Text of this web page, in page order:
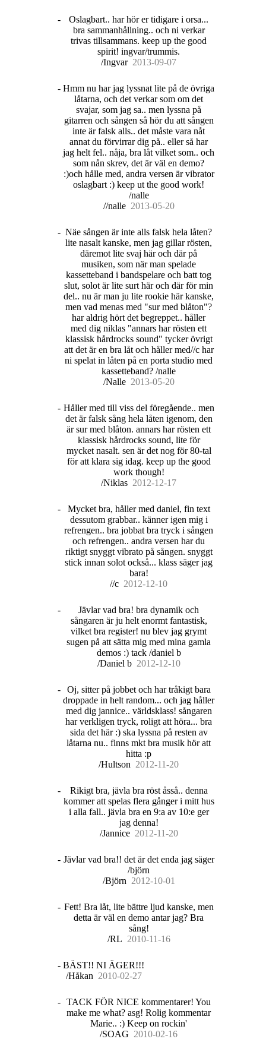
-
Oslagbart.. har hör er tidigare i orsa...
bra sammanhållning.. och ni verkar
trivas tillsammans. keep up the good
spirit! ingvar/trummis.
/Ingvar 2013-09-07
- Hmm nu har jag lyssnat lite på de övriga
låtarna, och det verkar som om det
svajar, som jag sa.. men lyssna på
gitarren och sången så hör du att sången
inte är falsk alls.. det måste vara nåt
annat du förvirrar dig på.. eller så har
jag helt fel.. nåja, bra låt vilket som.. och
som nån skrev, det är väl en demo?
:)och hålle med, andra versen är vibrator
oslagbart :) keep ut the good work!
/nalle
//nalle 2013-05-20
- Näe sången är inte alls falsk hela låten?
lite nasalt kanske, men jag gillar rösten,
däremot lite svaj här och där på
musiken, som när man spelade
kassetteband i bandspelare och batt tog
slut, solot är lite surt här och där för min
del.. nu är man ju lite rookie här kanske,
men vad menas med "sur med blåton"?
har aldrig hört det begreppet.. håller
med dig niklas "annars har rösten ett
klassisk hårdrocks sound" tycker övrigt
att det är en bra låt och håller med//c har
ni spelat in låten på en porta studio med
kassetteband? /nalle
/Nalle 2013-05-20
- Håller med till viss del föregående.. men
det är falsk sång hela låten igenom, den
är sur med blåton. annars har rösten ett
klassisk hårdrocks sound, lite för
mycket nasalt. sen är det nog för 80-tal
för att klara sig idag. keep up the good
work though!
/Niklas 2012-12-17
-
Mycket bra, håller med daniel, fin text
dessutom grabbar.. känner igen mig i
refrengen.. bra jobbat bra tryck i sången
och refrengen.. andra versen har du
riktigt snyggt vibrato på sången. snyggt
stick innan solot också... klass säger jag
bara!
//c 2012-12-10
-
Jävlar vad bra! bra dynamik och
sångaren är ju helt enormt fantastisk,
vilket bra register! nu blev jag grymt
sugen på att sätta mig med mina gamla
demos :) tack /daniel b
/Daniel b 2012-12-10
-
Oj, sitter på jobbet och har tråkigt bara
droppade in helt random... och jag håller
med dig jannice.. världsklass! sångaren
har verkligen tryck, roligt att höra... bra
sida det här :) ska lyssna på resten av
låtarna nu.. finns mkt bra musik hör att
hitta :p
/Hultson 2012-11-20
-
Rikigt bra, jävla bra röst åsså.. denna
kommer att spelas flera gånger i mitt hus
i alla fall.. jävla bra en 9:a av 10:e ger
jag denna!
/Jannice 2012-11-20
- Jävlar vad bra!! det är det enda jag säger
/björn
/Björn 2012-10-01
- Fett! Bra låt, lite bättre ljud kanske, men
detta är väl en demo antar jag? Bra
sång!
/RL 2010-11-16
- BÄST!! NI ÄGER!!!
/Håkan 2010-02-27
- TACK FÖR NICE kommentarer! You
make me what? asg! Rolig kommentar
Marie.. :) Keep on rockin'
/SOAG 2010-02-16